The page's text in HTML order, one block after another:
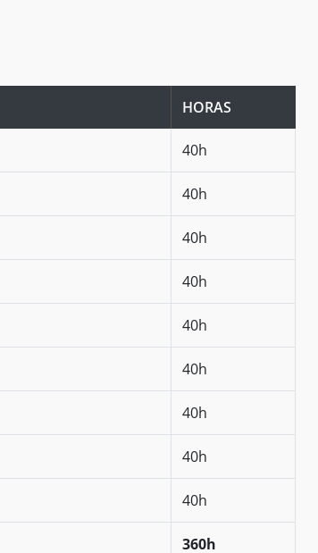
HORAS
40h
40h
40h
40h
40h
40h
40h
40h
40h
360h